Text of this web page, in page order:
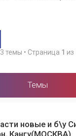
темы • Страница 1 из
Темы
новые и б\у
Кангу(МОСКВА)